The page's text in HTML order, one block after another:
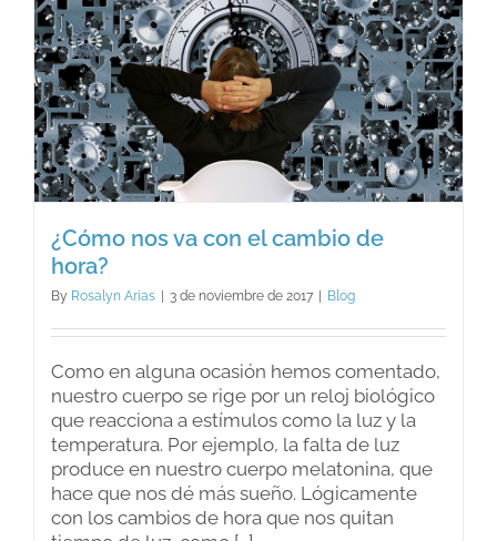
dinero?
¿Cómo nos va con el cambio de
hora?
By Rosalyn Arias | 3 de noviembre de 2017 | Blog
Como en alguna ocasión hemos comentado,
nuestro cuerpo se rige por un reloj biológico
que reacciona a estímulos como la luz y la
temperatura. Por ejemplo, la falta de luz
produce en nuestro cuerpo melatonina, que
hace que nos dé más sueño. Lógicamente
con los cambios de hora que nos quitan